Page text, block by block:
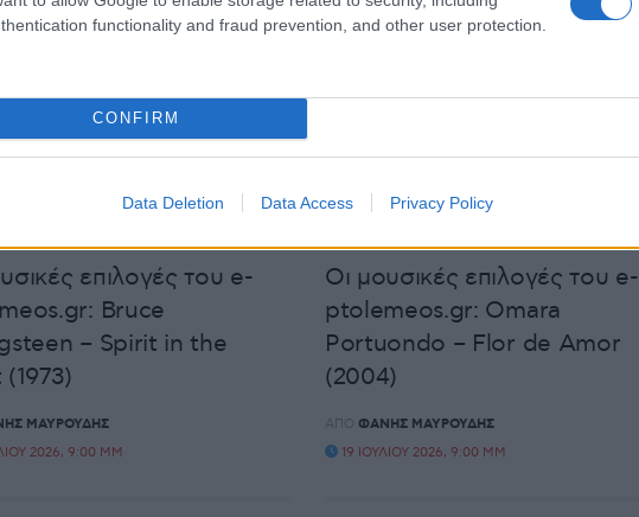
functionality and fraud prevention, and other user protection.
CONFIRM
Data Deletion Data Access Privacy Policy
επιλογές του e-
Bruce
– Spirit in the
ΜΑΥΡΟΥΔΉΣ
2026, 9:00 ΜΜ
Οι μουσικές επιλογές του e-
ptolemeos.gr: Omara
Portuondo – Flor de Amor
(2004)
ΑΠΌ ΦΆΝΗΣ ΜΑΥΡΟΥΔΉΣ
19 ΙΟΥΛΊΟΥ 2026, 9:00 ΜΜ